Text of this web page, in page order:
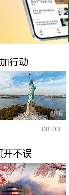
行动
08-03
开不误